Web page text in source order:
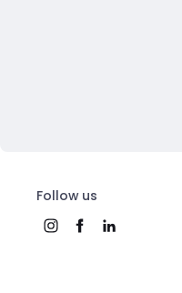
Follow us